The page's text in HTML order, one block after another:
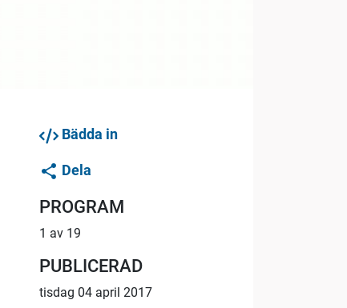
Bädda in
Dela
PROGRAM
1 av 19
PUBLICERAD
tisdag 04 april 2017